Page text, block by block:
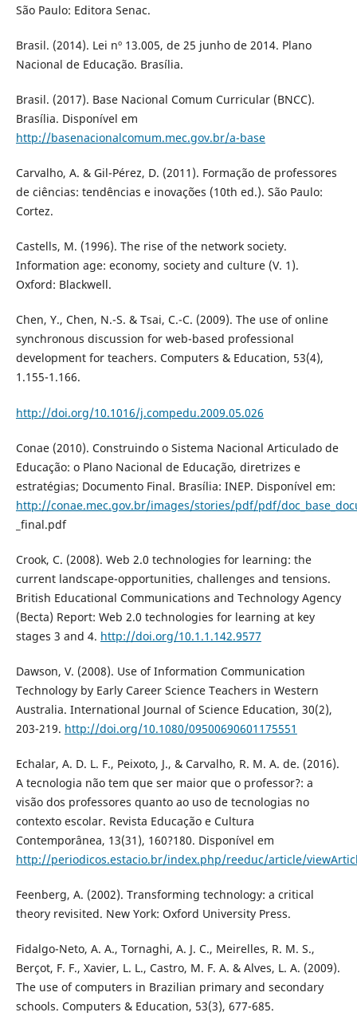
São Paulo: Editora Senac.
Brasil. (2014). Lei nº 13.005, de 25 junho de 2014. Plano
Nacional de Educação. Brasí­lia.
Brasil. (2017). Base Nacional Comum Curricular (BNCC).
Brasí­lia. Disponí­vel em
http://basenacionalcomum.mec.gov.br/a-base
Carvalho, A. & Gil-Pérez, D. (2011). Formação de professores
de ciências: tendências e inovações (10th ed.). São Paulo:
Cortez.
Castells, M. (1996). The rise of the network society.
Information age: economy, society and culture (V. 1).
Oxford: Blackwell.
Chen, Y., Chen, N.-S. & Tsai, C.-C. (2009). The use of online
synchronous discussion for web-based professional
development for teachers. Computers & Education, 53(4),
1.155-1.166.
http://doi.org/10.1016/j.compedu.2009.05.026
Conae (2010). Construindo o Sistema Nacional Articulado de
Educação: o Plano Nacional de Educação, diretrizes e
estratégias; Documento Final. Brasí­lia: INEP. Disponí­vel em:
http://conae.mec.gov.br/images/stories/pdf/pdf/
_final.pdf
Crook, C. (2008). Web 2.0 technologies for learning: the
current landscape-opportunities, challenges and tensions.
British Educational Communications and Technology Agency
(Becta) Report: Web 2.0 technologies for learning at key
stages 3 and 4. http://doi.org/10.1.1.142.9577
Dawson, V. (2008). Use of Information Communication
Technology by Early Career Science Teachers in Western
Australia. International Journal of Science Education, 30(2),
203-219. http://doi.org/10.1080/09500690601175551
Echalar, A. D. L. F., Peixoto, J., & Carvalho, R. M. A. de. (2016).
A tecnologia não tem que ser maior que o professor?: a
visão dos professores quanto ao uso de tecnologias no
contexto escolar. Revista Educação e Cultura
Contemporânea, 13(31), 160?180. Disponí­vel em
http://periodicos.estacio.br/index.php/reeduc/article/
Feenberg, A. (2002). Transforming technology: a critical
theory revisited. New York: Oxford University Press.
Fidalgo-Neto, A. A., Tornaghi, A. J. C., Meirelles, R. M. S.,
Berçot, F. F., Xavier, L. L., Castro, M. F. A. & Alves, L. A. (2009).
The use of computers in Brazilian primary and secondary
schools. Computers & Education, 53(3), 677-685.